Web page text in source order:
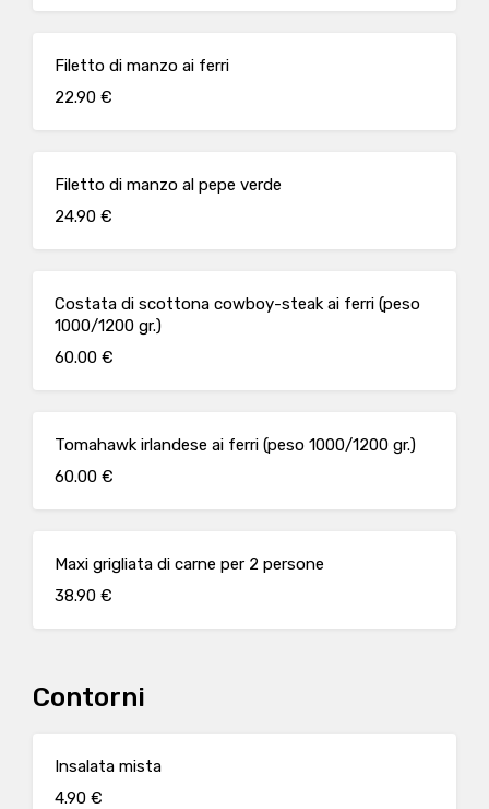
Filetto di manzo ai ferri
22.90 €
Filetto di manzo al pepe verde
24.90 €
Costata di scottona cowboy-steak ai ferri (peso
1000/1200 gr.)
60.00 €
Tomahawk irlandese ai ferri (peso 1000/1200 gr.)
60.00 €
Maxi grigliata di carne per 2 persone
38.90 €
Contorni
Insalata mista
4.90 €